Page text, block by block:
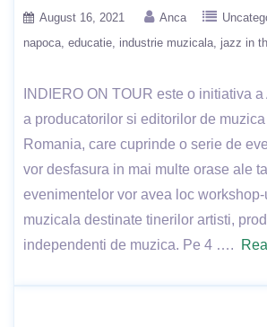
August 16, 2021 Anca
napoca educatie industrie muzicala jazz in
INDIERO ON TOUR este o initiativa
a producatorilor si editorilor de
Romania, care cuprinde o serie de
vor desfasura in mai multe orase ale
evenimentelor vor avea loc
muzicala destinate tinerilor artisti,
independenti de muzica. Pe 4 ….